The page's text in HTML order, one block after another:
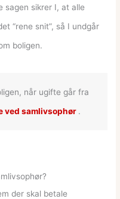
sagen sikrer I, at alle
“rene snit”, så I undgår
boligen.
når ugifte går fra
ved samlivsophør .
der skal betale